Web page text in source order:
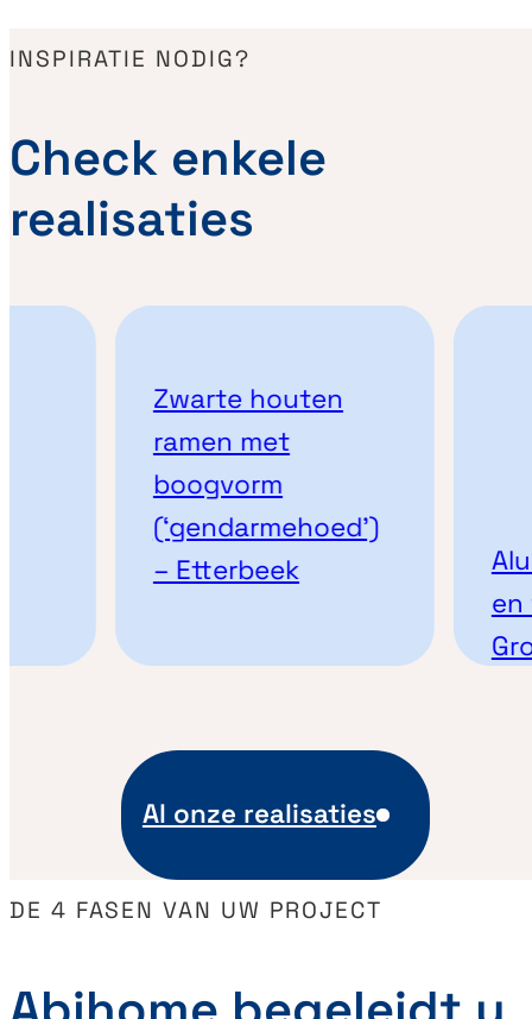
INSPIRATIE NODIG?
Check enkele
realisaties
Zwarte houten
ramen met
boogvorm
(‘gendarmehoed’)
– Etterbeek
en
Al onze realisaties
DE 4 FASEN VAN UW PROJECT